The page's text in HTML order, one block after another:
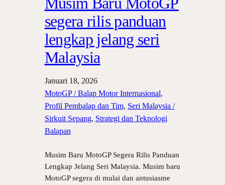
segera rilis panduan
lengkap jelang seri
Malaysia
Januari 18, 2026
MotoGP / Balap Motor Internasional
Profil Pembalap dan Tim, Seri Malaysia /
Sirkuit Sepang, Strategi dan Teknologi
Balapan
Musim Baru MotoGP Segera Rilis Panduan
Lengkap Jelang Seri Malaysia. Musim baru
MotoGP segera di mulai dan antusiasme